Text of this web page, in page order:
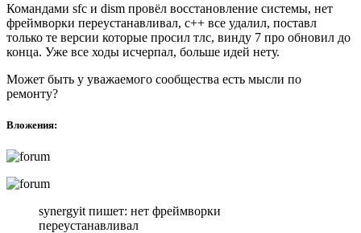
Командами sfc и dism провёл восстановление системы, нет
фреймворки переустанавливал, с++ все удалил, поставл
только те версии которые просил тлс, винду 7 про обновил до
конца. Уже все ходы исчерпал, больше идей нету.
Может быть у уважаемого сообщества есть мысли по
ремонту?
Вложения:
synergyit пишет: нет фреймворки
переустанавливал